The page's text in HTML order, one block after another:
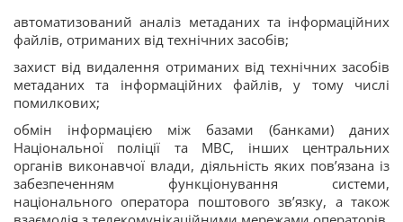
автоматизований аналіз метаданих та інформаційних
файлів, отриманих від технічних засобів;
захист від видалення отриманих від технічних засобів
метаданих та інформаційних файлів, у тому числі
помилкових;
обмін інформацією між базами (банками) даних
Національної поліції та МВС, інших центральних
органів виконавчої влади, діяльність яких пов’язана із
забезпеченням функціонування системи,
національного оператора поштового зв’язку, а також